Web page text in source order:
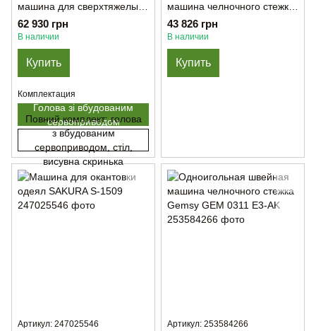
машина для сверхтяжелых
материалов LONGSEW GA-
441
62 930 грн
В наличии
Купить
Комплектация
Голова зі вбудованим
сервоприводом
Повний комплект: голова
з вбудованим
сервоприводом, стіл,
висувна скринька
машина челночного стежка
с нижним и верхним
транспортером LONGSEW
SGB4-6
43 826 грн
В наличии
Купить
Артикул: 247025546 Артикул: 253584266